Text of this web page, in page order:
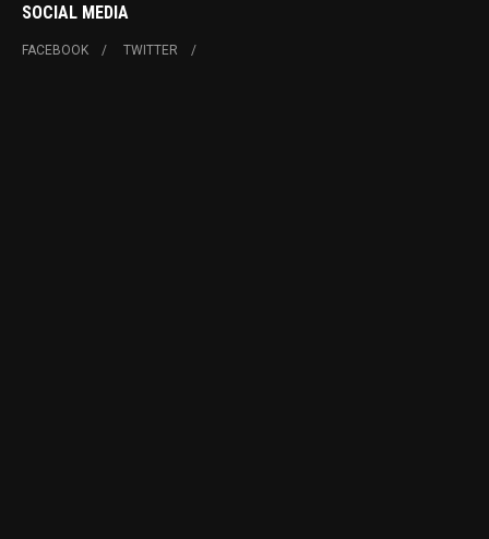
SOCIAL MEDIA
FACEBOOK TWITTER